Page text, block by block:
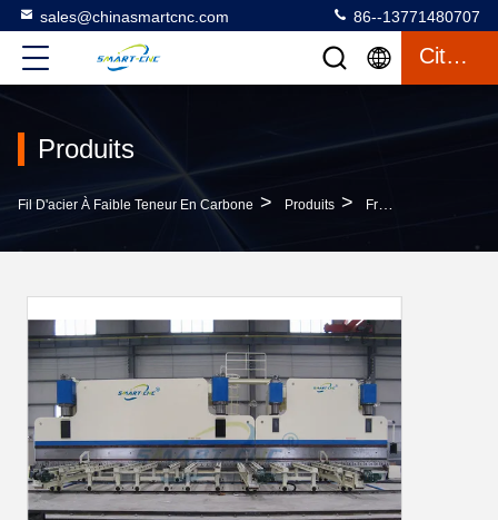
sales@chinasmartcnc.com 86--13771480707
Citation
Produits
Fil D'acier À Faible Teneur En Carbone > Produits > Frein De Presse De Commande Numérique Par Ordinateur